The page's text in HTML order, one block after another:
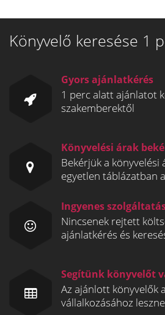
Könyvelő keresése 1
Gyors ajánlatkérés
1 perc alatt ajánlatot
szakemberektől
Könyvelési árak
Bekérjük a könyvelési
egyetlen táblázatban
Ingyenes
Nincsenek rejtett
ajánlatkérés és
Segítünk könyvelőt
Az ajánlott könyvelők
vállalkozásához